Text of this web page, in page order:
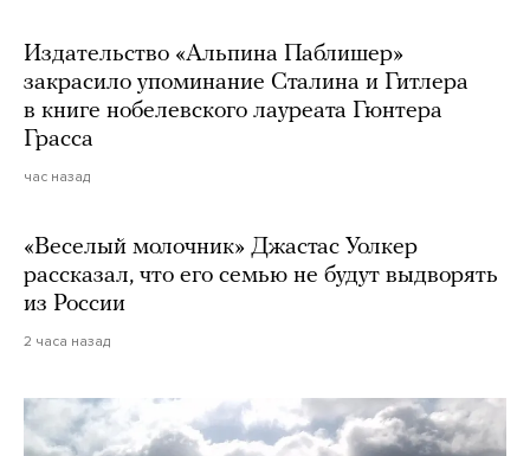
Издательство «Альпина Паблишер»
закрасило упоминание Сталина и Гитлера
в книге нобелевского лауреата Гюнтера
Грасса
час назад
«Веселый молочник» Джастас Уолкер
рассказал, что его семью не будут выдворять
из России
2 часа назад